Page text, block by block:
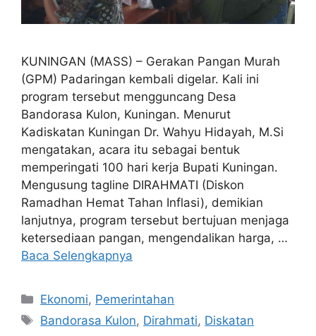
KUNINGAN (MASS) – Gerakan Pangan Murah
(GPM) Padaringan kembali digelar. Kali ini
program tersebut mengguncang Desa
Bandorasa Kulon, Kuningan. Menurut
Kadiskatan Kuningan Dr. Wahyu Hidayah, M.Si
mengatakan, acara itu sebagai bentuk
memperingati 100 hari kerja Bupati Kuningan.
Mengusung tagline DIRAHMATI (Diskon
Ramadhan Hemat Tahan Inflasi), demikian
lanjutnya, program tersebut bertujuan menjaga
ketersediaan pangan, mengendalikan harga, …
Baca Selengkapnya
Kategori
Ekonomi, Pemerintahan
Tag
Bandorasa Kulon, Dirahmati, Diskatan